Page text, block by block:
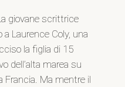
giovane scrittrice
Laurence Coly, una
la figlia di 15
dell’alta marea su
Francia. Ma mentre il